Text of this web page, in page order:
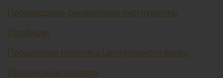
Производные финансовые инструменты
Профицит
Процентная политика Центрального банка
Процентный коридор